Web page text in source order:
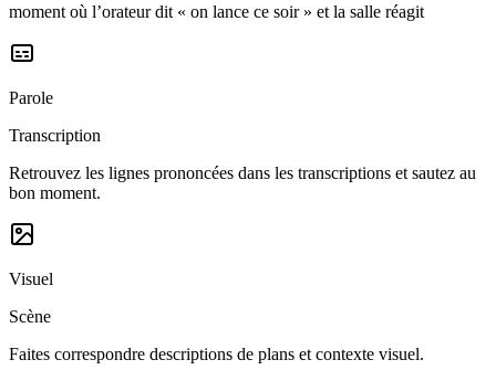
moment où l’orateur dit « on lance ce soir » et la salle réagit
Parole
Transcription
Retrouvez les lignes prononcées dans les transcriptions et sautez au
bon moment.
Visuel
Scène
Faites correspondre descriptions de plans et contexte visuel.